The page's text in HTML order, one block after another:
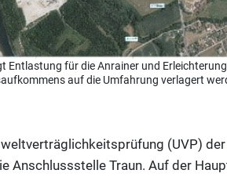
Entlastung für die Anrainer und
auf die Umfahrung verlagert
(UVP)
Anschlussstelle Traun. Auf der